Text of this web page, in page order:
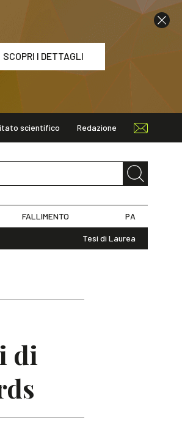
SCOPRI I DETTAGLI
scientifico Redazione
FALLIMENTO PA
Tesi di Laurea
di